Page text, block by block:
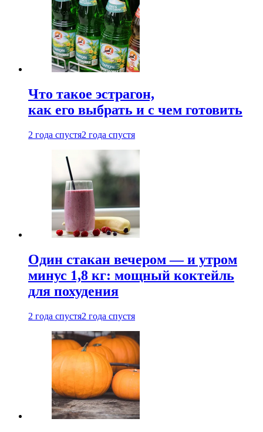
Что такое эстрагон,
как его выбрать и с чем готовить
2 года спустя2 года спустя
Один стакан вечером — и утром
минус 1,8 кг: мощный коктейль
для похудения
2 года спустя2 года спустя